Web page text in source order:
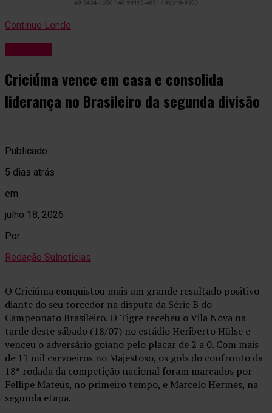
Continue Lendo
Criciúma vence em casa e consolida
liderança no Brasileiro da segunda divisão
Publicado
5 dias atrás
em
julho 18, 2026
Por
Redação Sulnoticias
O Criciúma conquistou mais um grande resultado positivo
diante do seu torcedor na disputa da Série B do
Campeonato Brasileiro. O Tigre recebeu o Vila Nova na
tarde deste sábado (18/07) no estádio Heriberto Hülse e
venceu o adversário goiano pelo placar de 2 a 0. Com mais
de 11 mil carvoeiros no Majestoso, os gols do confronto da
18ª rodada da competição nacional foram marcados por
Fellipe Mateus, no primeiro tempo, e Marcelo Hermes, na
segunda etapa.